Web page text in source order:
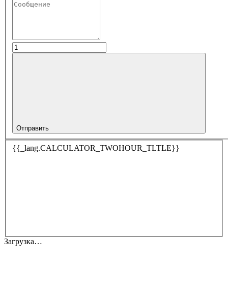
Отправить
{{_lang.CALCULATOR_TWOHOUR_TLTLE}}
Загрузка…